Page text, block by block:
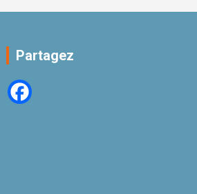
Partagez